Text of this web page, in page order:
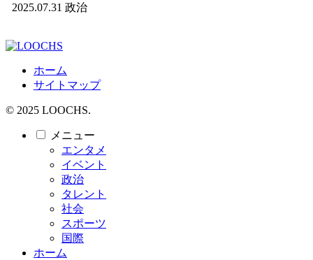
2025.07.31 政治
ホーム
サイトマップ
© 2025 LOOCHS.
メニュー
エンタメ
イベント
政治
タレント
社会
スポーツ
国際
ホーム